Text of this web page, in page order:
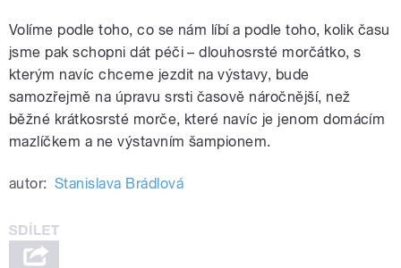
Volíme podle toho, co se nám líbí a podle toho, kolik času
jsme pak schopni dát péči – dlouhosrsté morčátko, s
kterým navíc chceme jezdit na výstavy, bude
samozřejmě na úpravu srsti časově náročnější, než
běžné krátkosrsté morče, které navíc je jenom domácím
mazlíčkem a ne výstavním šampionem.
autor: Stanislava Brádlová